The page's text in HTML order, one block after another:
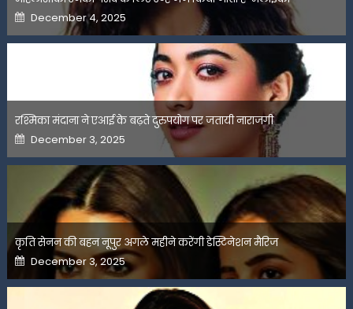
Posted
on
December 4, 2025
रश्मिका मंदाना ने एआई के बढ़ते दुरुपयोग पर जतायी नाराजगी
Posted
on
December 3, 2025
कृति सेनन की बहन नूपुर अगले महीने करेंगी डेस्टिनेशन मैरिज
Posted
on
December 3, 2025